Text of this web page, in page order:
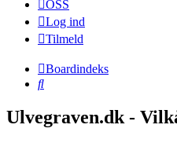
OSS
Log ind
Tilmeld
Boardindeks
Søg
Ulvegraven.dk -